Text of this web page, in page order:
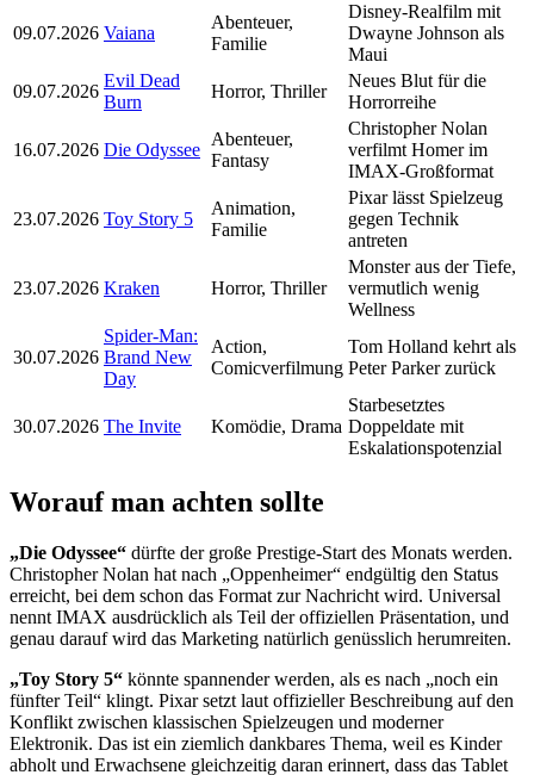
09.07.2026 Vaiana
Abenteuer,
Familie
Disney-Realfilm mit
Dwayne Johnson als
Maui
09.07.2026
Evil Dead
Burn
Horror, Thriller
Neues Blut für die
Horrorreihe
16.07.2026 Die Odyssee
Abenteuer,
Fantasy
Christopher Nolan
verfilmt Homer im
IMAX-Großformat
23.07.2026 Toy Story 5
Animation,
Familie
Pixar lässt Spielzeug
gegen Technik
antreten
23.07.2026 Kraken Horror, Thriller
Monster aus der Tiefe,
vermutlich wenig
Wellness
30.07.2026
Spider-Man:
Brand New
Day
Action,
Comicverfilmung
Tom Holland kehrt als
Peter Parker zurück
30.07.2026 The Invite Komödie, Drama
Starbesetztes
Doppeldate mit
Eskalationspotenzial
Worauf man achten sollte
„Die Odyssee“ dürfte der große Prestige-Start des Monats werden.
Christopher Nolan hat nach „Oppenheimer“ endgültig den Status
erreicht, bei dem schon das Format zur Nachricht wird. Universal
nennt IMAX ausdrücklich als Teil der offiziellen Präsentation, und
genau darauf wird das Marketing natürlich genüsslich herumreiten.
„Toy Story 5“ könnte spannender werden, als es nach „noch ein
fünfter Teil“ klingt. Pixar setzt laut offizieller Beschreibung auf den
Konflikt zwischen klassischen Spielzeugen und moderner
Elektronik. Das ist ein ziemlich dankbares Thema, weil es Kinder
abholt und Erwachsene gleichzeitig daran erinnert, dass das Tablet